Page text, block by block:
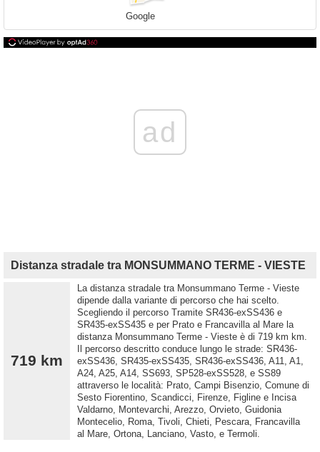
Google
ad
Distanza stradale tra MONSUMMANO TERME - VIESTE
719 km
La distanza stradale tra Monsummano Terme - Vieste
dipende dalla variante di percorso che hai scelto.
Scegliendo il percorso Tramite SR436-exSS436 e
SR435-exSS435 e per Prato e Francavilla al Mare la
distanza Monsummano Terme - Vieste è di 719 km km.
Il percorso descritto conduce lungo le strade: SR436-
exSS436, SR435-exSS435, SR436-exSS436, A11, A1,
A24, A25, A14, SS693, SP528-exSS528, e SS89
attraverso le località: Prato, Campi Bisenzio, Comune di
Sesto Fiorentino, Scandicci, Firenze, Figline e Incisa
Valdarno, Montevarchi, Arezzo, Orvieto, Guidonia
Montecelio, Roma, Tivoli, Chieti, Pescara, Francavilla
al Mare, Ortona, Lanciano, Vasto, e Termoli.